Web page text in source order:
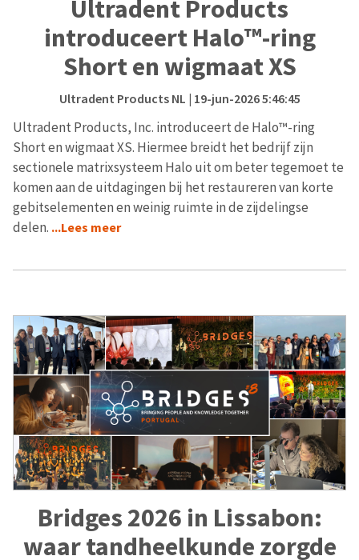
Ultradent Products
introduceert Halo™-ring
Short en wigmaat XS
Ultradent Products NL | 19-jun-2026 5:46:45
Ultradent Products, Inc. introduceert de Halo™-ring
Short en wigmaat XS. Hiermee breidt het bedrijf zijn
sectionele matrixsysteem Halo uit om beter tegemoet te
komen aan de uitdagingen bij het restaureren van korte
gebitselementen en weinig ruimte in de zijdelingse
delen. ...Lees meer
Bridges 2026 in Lissabon:
waar tandheelkunde zorgde